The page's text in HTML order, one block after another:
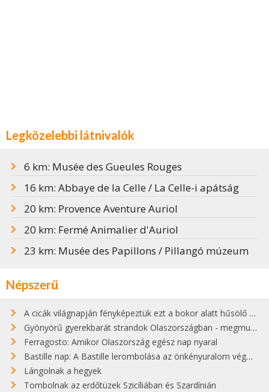
Legközelebbi látnivalók
6 km: Musée des Gueules Rouges
16 km: Abbaye de la Celle / La Celle-i apátság
20 km: Provence Aventure Auriol
20 km: Fermé Animalier d'Auriol
23 km: Musée des Papillons / Pillangó múzeum
Népszerű
A cicák világnapján fényképeztük ezt a bokor alatt hűsölő cicát Kisorosziban
Gyönyörű gyerekbarát strandok Olaszországban - megmutatjuk a 15 legjobbat
Ferragosto: Amikor Olaszország egész nap nyaral
Bastille nap: A Bastille lerombolása az önkényuralom végét jelentette
Lángolnak a hegyek
Tombolnak az erdőtüzek Szicíliában és Szardínián